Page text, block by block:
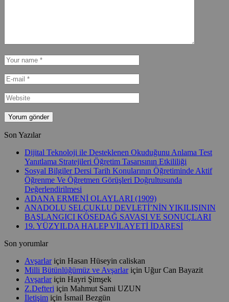
Son Yazılar
Dijital Teknoloji ile Desteklenen Okuduğunu Anlama Test
Yanıtlama Stratejileri Öğretim Tasarısının Etkililiği
Sosyal Bilgiler Dersi Tarih Konularının Öğretiminde Aktif
Öğrenme Ve Öğretmen Görüşleri Doğrultusunda
Değerlendirilmesi
ADANA ERMENİ OLAYLARI (1909)
ANADOLU SELÇUKLU DEVLETİ’NİN YIKILIŞININ
BAŞLANGICI KÖSEDAĞ SAVAŞI VE SONUÇLARI
19. YÜZYILDA HALEP VİLAYETİ İDARESİ
Son yorumlar
Avşarlariçin Hasan Hüseyin caliskan
Milli Bütünlüğümüz ve Avşarlariçin Uğur Can Bayazit
Avşarlariçin Hayri Şimşek
Z.Defteri için Mahmut Sami UZUN
İletişim için İsmail Bezgün